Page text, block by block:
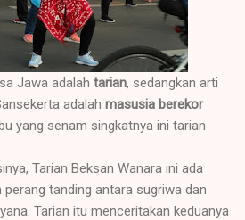
Jawa adalah tarian, sedangkan arti
adalah masusia berekor
yang senam singkatnya ini tarian
Tarian Beksan Wanara ini ada
perang tanding antara sugriwa dan
Tarian itu menceritakan keduanya